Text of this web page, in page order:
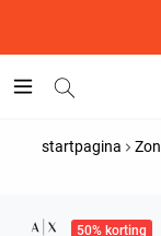
startpagina
50% korting